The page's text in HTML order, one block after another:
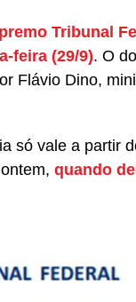
Tribunal
feira (29/9). O
Flávio Dino,
só vale a partir
quando